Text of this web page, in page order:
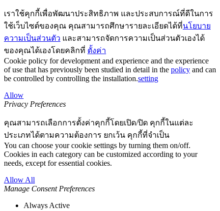
เราใช้คุกกี้เพื่อพัฒนาประสิทธิภาพ และประสบการณ์ที่ดีในการ
ใช้เว็บไซต์ของคุณ คุณสามารถศึกษารายละเอียดได้ที่นโยบาย
ความเป็นส่วนตัว และสามารถจัดการความเป็นส่วนตัวเองได้
ของคุณได้เองโดยคลิกที่ ตั้งค่า
Cookie policy for development and experience and the experience
of use that has previously been studied in detail in the policy and can
be controlled by controlling the installation.setting
Allow
Privacy Preferences
คุณสามารถเลือกการตั้งค่าคุกกี้โดยเปิด/ปิด คุกกี้ในแต่ละ
ประเภทได้ตามความต้องการ ยกเว้น คุกกี้ที่จำเป็น
You can choose your cookie settings by turning them on/off.
Cookies in each category can be customized according to your
needs, except for essential cookies.
Allow All
Manage Consent Preferences
Always Active